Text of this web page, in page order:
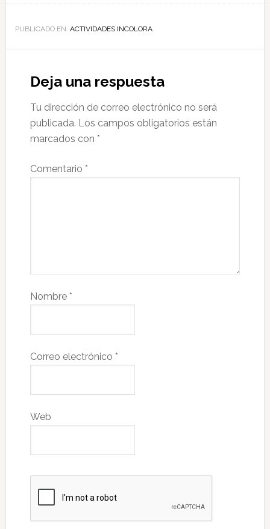
PUBLICADO EN: ACTIVIDADES INCOLORA
Deja una respuesta
Tu dirección de correo electrónico no será
publicada. Los campos obligatorios están
marcados con *
Comentario *
Nombre *
Correo electrónico *
Web